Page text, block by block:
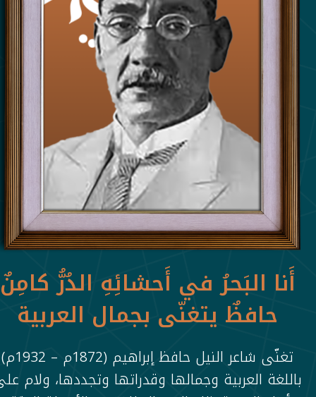
أَنا البَحرُ في أَحشائِهِ الدُرُّ كامِنٌ
حافظٌ يتغنّى بجمال العربية
تغنّى شاعر النيل حافظ إبراهيم (1872م – 1932م)
باللغة العربية وجمالها وقدراتها وتجددها، ولام